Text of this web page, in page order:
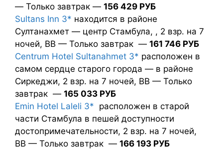
— Только завтрак — 156 429 РУБ
Sultans Inn 3* находится в районе
Султанахмет — центр Стамбула, , 2 взр. на 7
ночей, BB — Только завтрак — 161 746 РУБ
Centrum Hotel Sultanahmet 3* расположен в
самом сердце старого города — в районе
Сиркеджи, 2 взр. на 7 ночей, BB — Только
завтрак — 165 033 РУБ
Emin Hotel Laleli 3* расположен в старой
части Стамбула в пешей доступности
достопримечательности, 2 взр. на 7 ночей,
BB — Только завтрак — 166 193 РУБ